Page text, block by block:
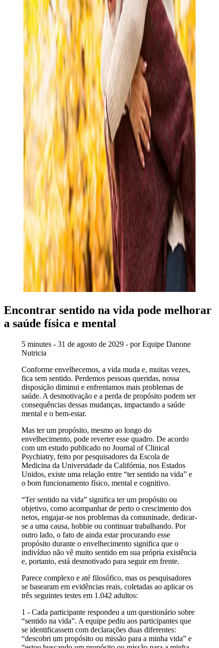
Encontrar sentido na vida pode melhorar
a saúde física e mental
5 minutes - 31 de agosto de 2029 - por Equipe Danone
Nutricia
Conforme envelhecemos, a vida muda e, muitas vezes,
fica sem sentido. Perdemos pessoas queridas, nossa
disposição diminui e enfrentamos mais problemas de
saúde. A desmotivação e a perda de propósito podem ser
consequências dessas mudanças, impactando a saúde
mental e o bem-estar.
Mas ter um propósito, mesmo ao longo do
envelhecimento, pode reverter esse quadro. De acordo
com um estudo publicado no Journal of Clinical
Psychiatry, feito por pesquisadores da Escola de
Medicina da Universidade da Califórnia, nos Estados
Unidos, existe uma relação entre “ter sentido na vida” e
o bom funcionamento físico, mental e cognitivo.
“Ter sentido na vida” significa ter um propósito ou
objetivo, como acompanhar de perto o crescimento dos
netos, engajar-se nos problemas da comuninade, dedicar-
se a uma causa, hobbie ou continuar trabalhando. Por
outro lado, o fato de ainda estar procurando esse
propósito durante o envelhecimento significa que o
indivíduo não vê muito sentido em sua própria existência
e, portanto, está desmotivado para seguir em frente.
Parece complexo e até filosófico, mas os pesquisadores
se basearam em evidências reais, coletadas ao aplicar os
três seguintes testes em 1.042 adultos:
1 - Cada participante respondeu a um questionário sobre
“sentido na vida”. A equipe pediu aos participantes que
se identificassem com declarações duas diferentes:
“descobri um propósito ou missão para a minha vida” e